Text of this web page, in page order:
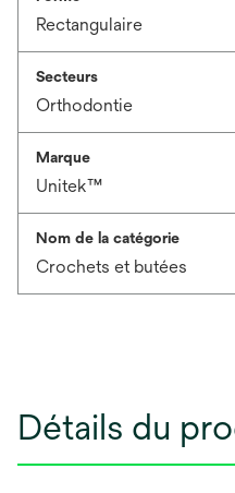
Rectangulaire
Secteurs
Orthodontie
Marque
Unitek™
Nom de la catégorie
Crochets et butées
Détails du